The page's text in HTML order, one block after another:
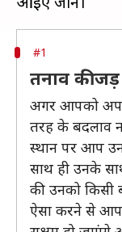
#1
तनाव की
अगर आपको
तरह के बदलाव
स्थान पर आप
साथ ही उनके
की उनको किसी
ऐसा करने से आप